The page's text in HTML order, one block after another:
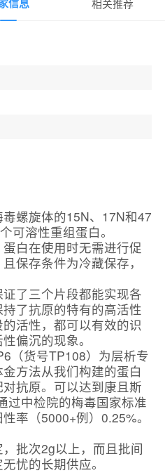
相关推荐
螺旋体的15N、17N和47
可溶性重组蛋白。
白在使用时无需进行促
保存条件为冷藏保存，
了三个片段都能实现各
了抗原的特有的高活性
活性，都可以有效的识
偏沉的现象。
（货号TP108）为层析专
方法从我们构建的蛋白
抗原。可以达到康且斯
过中检院的梅毒国家标准
率（5000+例）0.25%。
批次2g以上，而且批间
忧的长期供应。